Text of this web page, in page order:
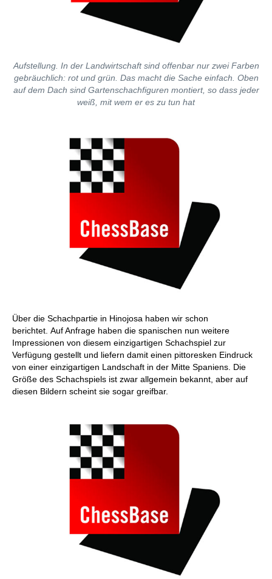
Aufstellung. In der Landwirtschaft sind offenbar nur zwei Farben
gebräuchlich: rot und grün. Das macht die Sache einfach. Oben
auf dem Dach sind Gartenschachfiguren montiert, so dass jeder
weiß, mit wem er es zu tun hat
Über die Schachpartie in Hinojosa haben wir schon
berichtet. Auf Anfrage haben die spanischen nun weitere
Impressionen von diesem einzigartigen Schachspiel zur
Verfügung gestellt und liefern damit einen pittoresken Eindruck
von einer einzigartigen Landschaft in der Mitte Spaniens. Die
Größe des Schachspiels ist zwar allgemein bekannt, aber auf
diesen Bildern scheint sie sogar greifbar.